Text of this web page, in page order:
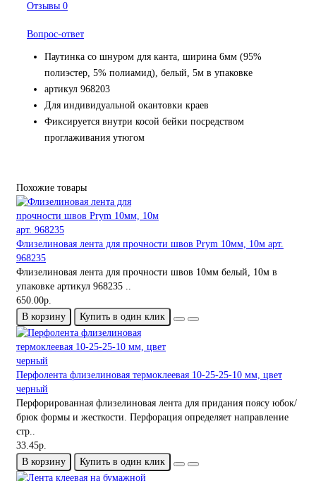
Отзывы 0
Вопрос-ответ
Паутинка со шнуром для канта, ширина 6мм (95%
полиэстер, 5% полиамид), белый, 5м в упаковке
артикул 968203
Для индивидуальной окантовки краев
Фиксируется внутри косой бейки посредством
проглаживания утюгом
Похожие товары
Флизелиновая лента для прочности швов Prym 10мм, 10м арт.
968235
Флизелиновая лента для прочности швов 10мм белый, 10м в
упаковке артикул 968235 ..
650.00р.
В корзину
Купить в один клик
Перфолента флизелиновая термоклеевая 10-25-25-10 мм, цвет
черный
Перфорированная флизелиновая лента для придания поясу юбок/
брюк формы и жесткости. Перфорация определяет направление
стр..
33.45р.
В корзину
Купить в один клик